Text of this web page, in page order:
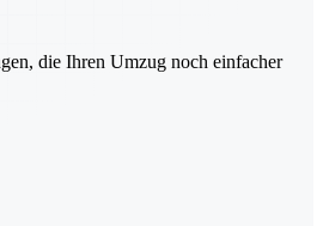
die Ihren Umzug noch einfacher